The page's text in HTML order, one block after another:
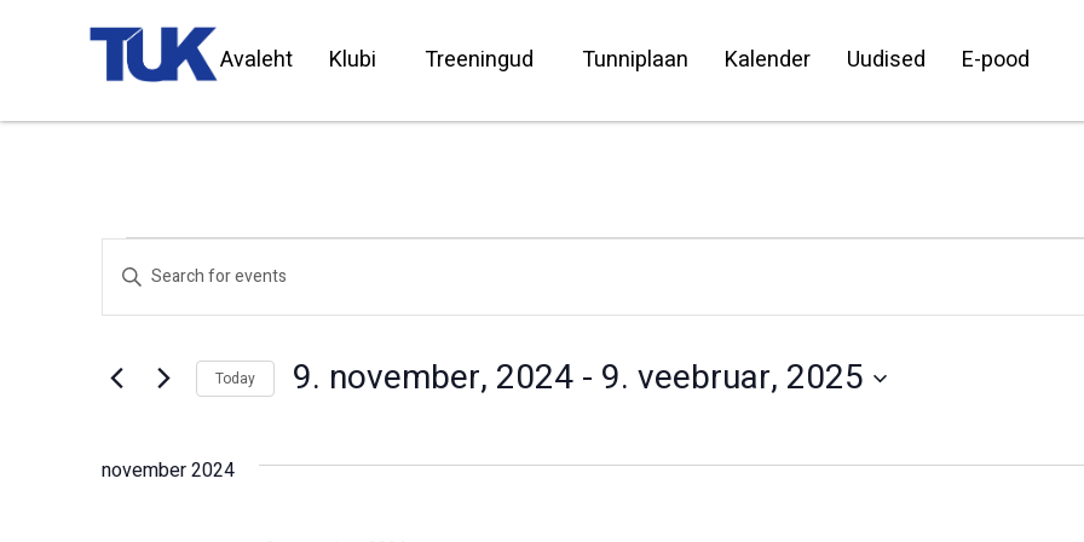
Avaleht Klubi Treeningud Tunniplaan Kalender Uudised E-pood
Search
and
Navigation
Enter
Keyword.
for
Keyword. Today 9. november, 2024 - 9. veebruar, 2025
november 2024